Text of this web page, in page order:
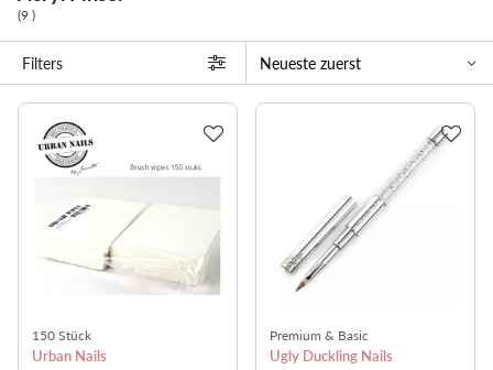
(9 )
Filters
150 Stück
Urban Nails
Premium & Basic
Ugly Duckling Nails